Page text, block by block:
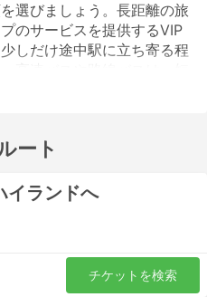
選びましょう。長距離の旅
のサービスを提供するVIP
しだけ途中駅に立ち寄る程
、長距離の移動には適さな
発前に時刻表を調べておき
ビューを参考に、最適なチ
駅はこちらです。:
ート
イランドへ
チケットを検索